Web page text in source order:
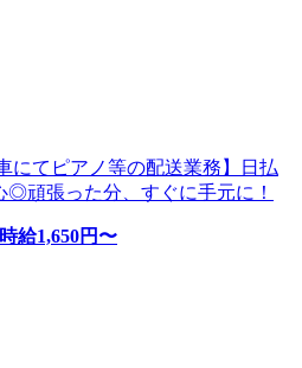
にてピアノ等の配送業務】日払
頑張った分、すぐに手元に！
時給1,650円〜